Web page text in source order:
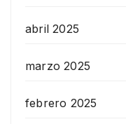
abril 2025
marzo 2025
febrero 2025